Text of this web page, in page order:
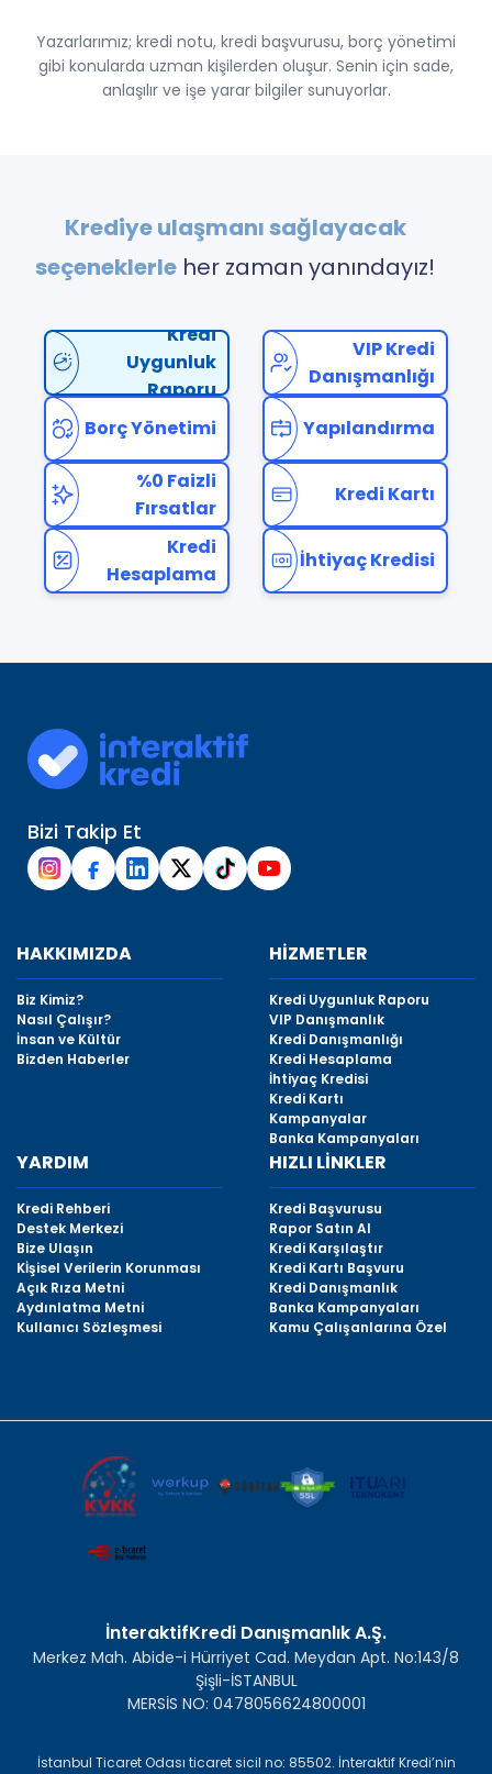
Yazarlarımız; kredi notu, kredi başvurusu, borç yönetimi
gibi konularda uzman kişilerden oluşur. Senin için sade,
anlaşılır ve işe yarar bilgiler sunuyorlar.
Krediye ulaşmanı sağlayacak
seçeneklerle her zaman yanındayız!
Kredi
Uygunluk
Raporu
VIP Kredi
Danışmanlığı
Borç Yönetimi Yapılandırma
%0 Faizli
Fırsatlar
Kredi Kartı
Kredi
Hesaplama
İhtiyaç Kredisi
Bizi Takip Et
HAKKIMIZDA
Biz Kimiz?
Nasıl Çalışır?
İnsan ve Kültür
Bizden Haberler
HİZMETLER
Kredi Uygunluk Raporu
VIP Danışmanlık
Kredi Danışmanlığı
Kredi Hesaplama
İhtiyaç Kredisi
Kredi Kartı
Kampanyalar
Banka Kampanyaları
YARDIM
Kredi Rehberi
Destek Merkezi
Bize Ulaşın
Kİşisel Verilerin Korunması
Açık Rıza Metni
Aydınlatma Metni
Kullanıcı Sözleşmesi
HIZLI LİNKLER
Kredi Başvurusu
Rapor Satın Al
Kredi Karşılaştır
Kredi Kartı Başvuru
Kredi Danışmanlık
Banka Kampanyaları
Kamu Çalışanlarına Özel
İnteraktifKredi Danışmanlık A.Ş.
Merkez Mah. Abide-i Hürriyet Cad. Meydan Apt. No:143/8
Şişli-İSTANBUL
MERSİS NO: 0478056624800001
İstanbul Ticaret Odası ticaret sicil no: 85502. İnteraktif Kredi’nin